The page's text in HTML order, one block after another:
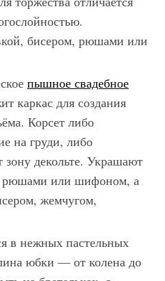
бисером, рюшами или
пышное свадебное
каркас для создания
Корсет либо
на груди, либо
зону декольте. Украшают
рюшами или шифоном, а
жемчугом,
в нежных пастельных
юбки — от колена до